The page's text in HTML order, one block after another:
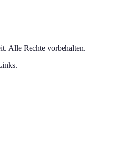
. Alle Rechte vorbehalten.